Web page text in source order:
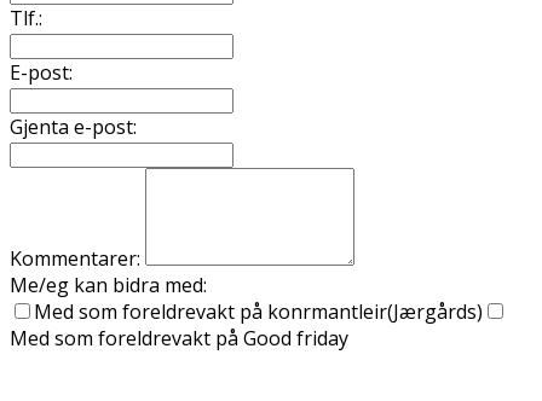
Tlf.:
E-post:
Gjenta e-post:
Kommentarer:
Me/eg kan bidra med:
Med som foreldrevakt på konfirmantleir(Jærgårds)
Med som foreldrevakt på Good friday